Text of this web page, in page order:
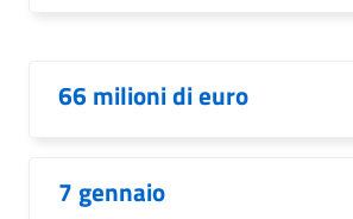
66 milioni di euro
7 gennaio